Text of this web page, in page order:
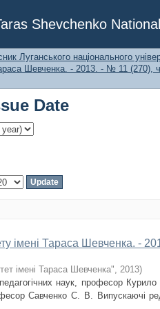
Shevchenko
Date
Луганського національного
Шевченка. - 2013. - № 11 (270),
Date
імені Тараса Шевченка. -
імені Тараса Шевченка", 2013)
наук, професор
Савченко С. В. Випускаючі